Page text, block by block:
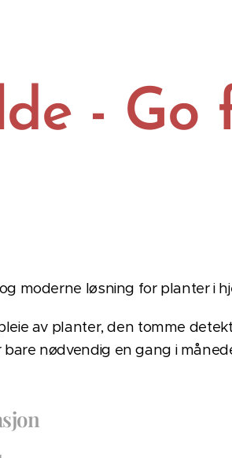
- Go
moderne løsning for planter i
av planter, den tomme
nødvendig en gang i